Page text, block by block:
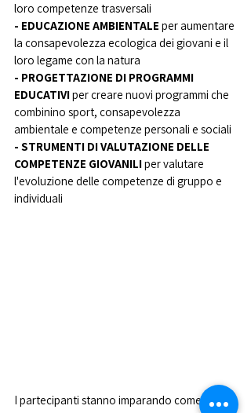
loro competenze trasversali
- EDUCAZIONE AMBIENTALE per aumentare
la consapevolezza ecologica dei giovani e il
loro legame con la natura
- PROGETTAZIONE DI PROGRAMMI
EDUCATIVI per creare nuovi programmi che
combinino sport, consapevolezza
ambientale e competenze personali e sociali
- STRUMENTI DI VALUTAZIONE DELLE
COMPETENZE GIOVANILI per valutare
l'evoluzione delle competenze di gruppo e
individuali
I partecipanti stanno imparando come